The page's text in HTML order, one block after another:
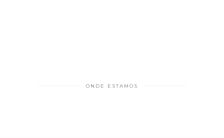
ONDE ESTAMOS